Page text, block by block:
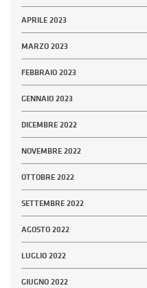
APRILE 2023
MARZO 2023
FEBBRAIO 2023
GENNAIO 2023
DICEMBRE 2022
NOVEMBRE 2022
OTTOBRE 2022
SETTEMBRE 2022
AGOSTO 2022
LUGLIO 2022
GIUGNO 2022